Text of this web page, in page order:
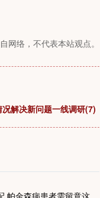
网络，不代表本站观点。
解决新问题一线调研(7)